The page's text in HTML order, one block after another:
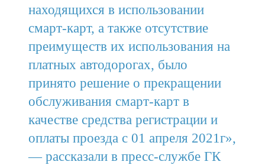
находящихся в использовании
смарт-карт, а также отсутствие
преимуществ их использования на
платных автодорогах, было
принято решение о прекращении
обслуживания смарт-карт в
качестве средства регистрации и
оплаты проезда с 01 апреля 2021г»,
— рассказали в пресс-службе ГК